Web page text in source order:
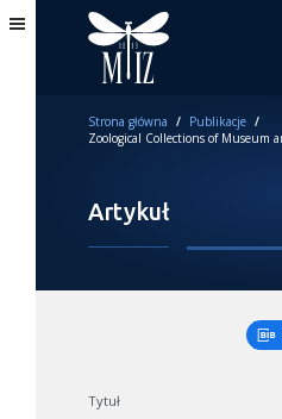
Strona główna / Publikacje /
Artykuł
Tytuł